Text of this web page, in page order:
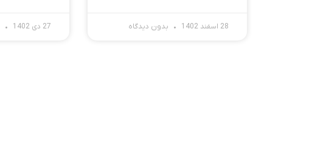
28 اسفند 1402 بدون دیدگاه 27 دی 1402